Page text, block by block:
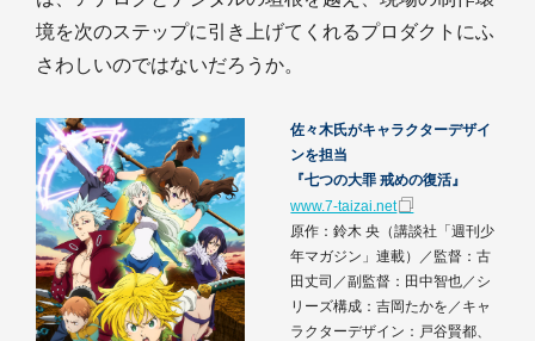
境を次のステップに引き上げてくれるプロダクトにふ
さわしいのではないだろうか。
佐々木氏がキャラクターデザイ
ンを担当
『七つの大罪 戒めの復活』
www.7-taizai.net
原作：鈴木 央（講談社「週刊少
年マガジン」連載）／監督：古
田丈司／副監督：田中智也／シ
リーズ構成：吉岡たかを／キャ
ラクターデザイン：戸谷賢都、